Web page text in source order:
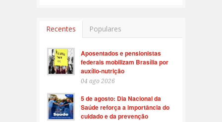
Recentes Populares
Aposentados e pensionistas
federais mobilizam Brasília por
auxílio-nutrição
04 ago 2026
5 de agosto: Dia Nacional da
Saúde reforça a importância do
cuidado e da prevenção